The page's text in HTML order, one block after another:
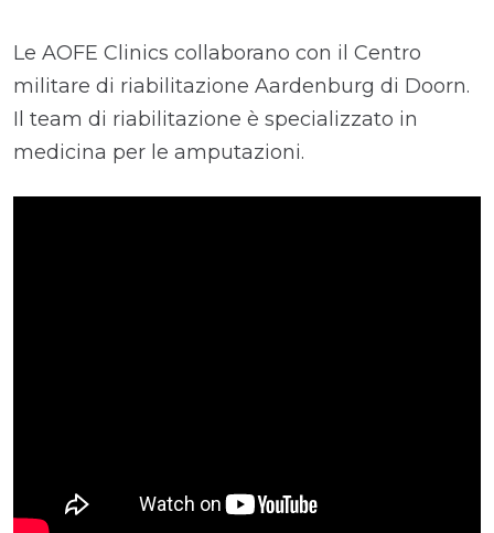
Le AOFE Clinics collaborano con il Centro
militare di riabilitazione Aardenburg di Doorn.
Il team di riabilitazione è specializzato in
medicina per le amputazioni.